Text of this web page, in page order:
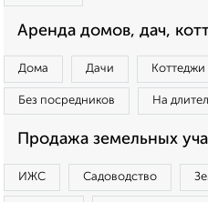
Аренда домов, дач,
Дома Дачи Коттеджи
Без посредников На
Продажа земельных
ИЖС Садоводство